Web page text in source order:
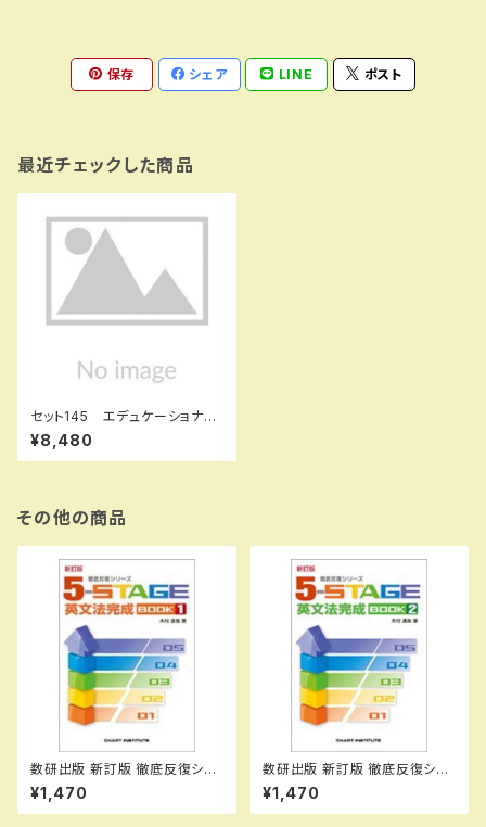
保存 シェア LINE ポスト
最近チェックした商品
セット145 エデュケーショナル
ネットワーク
¥8,480
その他の商品
数研出版 新訂版 徹底反復シリ
ーズ 《5-STAGE》 英文法完成
BOOK 1 新品 問題集本体の
み 別冊解答なし ISBN：978
¥1,470
数研出版 新訂版 徹底反復シリ
ーズ 《5-STAGE》 英文法完成
BOOK 2 新品 問題集本体
のみ 別冊解答なし ISBN：9
¥1,470